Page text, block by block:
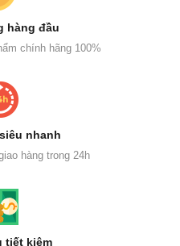
hàng đầu
chính hãng 100%
nhanh
hàng trong 24h
tiết kiệm